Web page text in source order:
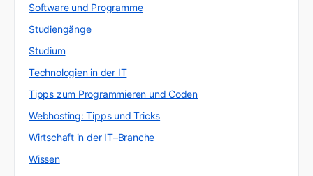
Software und Programme
Studiengänge
Studium
Technologien in der IT
Tipps zum Programmieren und Coden
Webhosting: Tipps und Tricks
Wirtschaft in der IT–Branche
Wissen